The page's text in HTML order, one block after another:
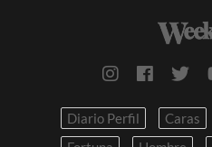
Diario Perfil Caras